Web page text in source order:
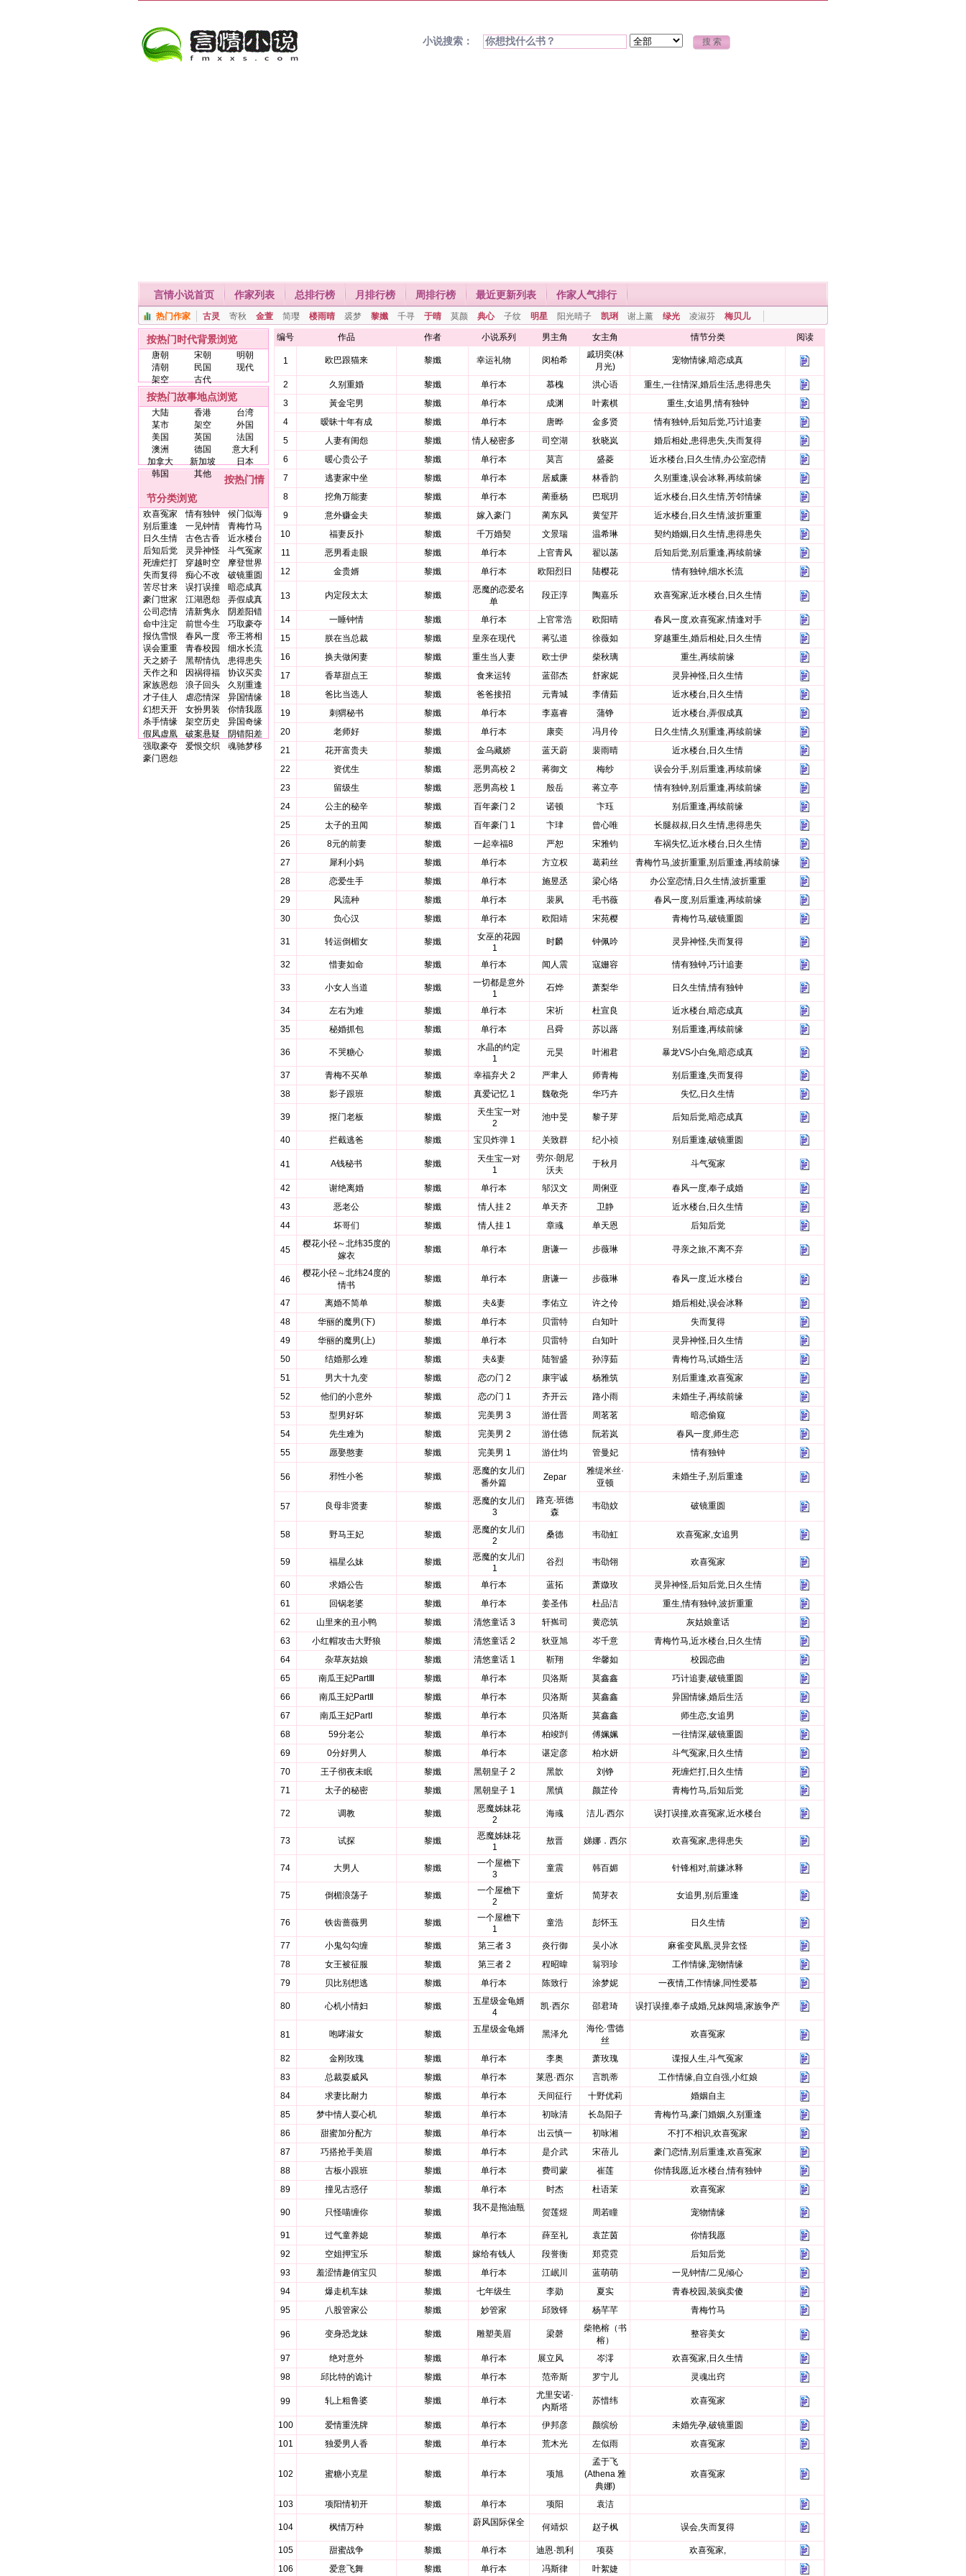
小说搜索：
言情小说首页 作家列表 总排行榜 月排行榜 周排行榜 最近更新列表 作家人气排行
热门作家 古灵 寄秋 金萱 简璎 楼雨晴 裘梦 黎孅 千寻 于晴 莫颜 典心 子纹 明星 阳光晴子 凯琍 谢上薰 绿光 凌淑芬 梅贝儿
按热门时代背景浏览
唐朝 宋朝
明朝
清朝
民国
现代
架空
古代
按热门故事地点浏览
大陆 香港
台湾
某市
架空
外国
美国
英国
法国
澳洲
德国
意大利
加拿大
新加坡
日本
韩国
其他
按热门情
节分类浏览
欢喜冤家 情有独钟
候门似海
别后重逢
一见钟情
青梅竹马
日久生情
古色古香
近水楼台
后知后觉
灵异神怪
斗气冤家
死缠烂打
穿越时空
摩登世界
失而复得
痴心不改
破镜重圆
苦尽甘来
误打误撞
暗恋成真
豪门世家
江湖恩怨
弄假成真
公司恋情
清新隽永
阴差阳错
命中注定
前世今生
巧取豪夺
报仇雪恨
春风一度
帝王将相
误会重重
青春校园
细水长流
天之娇子
黑帮情仇
患得患失
天作之和
因祸得福
协议买卖
家族恩怨
浪子回头
久别重逢
才子佳人
虐恋情深
异国情缘
幻想天开
女扮男装
你情我愿
杀手情缘
架空历史
异国奇缘
假凤虚凰
破案悬疑
阴错阳差
强取豪夺
爱恨交织
魂驰梦移
豪门恩怨
编号 作品 作者 小说系列 男主角 女主角 情节分类 阅读
1 欧巴跟猫来 黎孅 幸运礼物 闵柏希
戚玥奕(林
月光)
宠物情缘,暗恋成真
2 久别重婚 黎孅 单行本 慕槐 洪心语
重生,一往情深,婚后生活,患得患失
3
黃金宅男 黎孅 单行本 成渊 叶素棋
重生,女追男,情有独钟
4
暧昧十年有成 黎孅 单行本 唐晔 金多贤
情有独钟,后知后觉,巧计追妻
5
人妻有闺怨 黎孅 情人秘密多 司空湖 狄晓岚
婚后相处,患得患失,失而复得
6
暖心贵公子 黎孅 单行本 莫言 盛菱
近水楼台,日久生情,办公室恋情
7
逃妻家中坐 黎孅 单行本 居威廉 林香韵
久别重逢,误会冰释,再续前缘
8
挖角万能妻 黎孅 单行本 蔺垂杨 巴珉玥
近水楼台,日久生情,芳邻情缘
9
意外赚金夫 黎孅 嫁入豪门 蔺东风 黄玺芹
近水楼台,日久生情,波折重重
10
福妻反扑 黎孅 千万婚契 文景瑞 温希琳
契约婚姻,日久生情,患得患失
11
恶男看走眼 黎孅 单行本 上官青风 翟以菡
后知后觉,别后重逢,再续前缘
12
金贵婿 黎孅 单行本 欧阳烈日 陆樱花 情有独钟,细水长流
13 内定段太太 黎孅
恶魔的恋爱名
单
段正淳 陶嘉乐 欢喜冤家,近水楼台,日久生情
14 一睡钟情 黎孅 单行本 上官常浩 欧阳晴
春风一度,欢喜冤家,情逢对手
15
朕在当总裁 黎孅 皇亲在现代 蒋弘道 徐薇如
穿越重生,婚后相处,日久生情
16
换夫做闲妻 黎孅 重生当人妻 欧士伊 柴秋璃
重生,再续前缘
17
香草甜点王 黎孅 食来运转 蓝邵杰 舒家妮
灵异神怪,日久生情
18
爸比当选人 黎孅 爸爸接招 元青城 李倩茹
近水楼台,日久生情
19
刺猬秘书 黎孅 单行本 李嘉睿 蒲铮
近水楼台,弄假成真
20
老师好 黎孅 单行本 康奕 冯月伶
日久生情,久别重逢,再续前缘
21
花开富贵夫 黎孅 金乌藏娇 蓝天蔚 裴雨晴
近水楼台,日久生情
22
资优生 黎孅 恶男高校 2 蒋御文 梅纱
误会分手,别后重逢,再续前缘
23
留级生 黎孅 恶男高校 1 殷岳 蒋立亭
情有独钟,别后重逢,再续前缘
24
公主的秘辛 黎孅 百年豪门 2 诺顿 卞珏
别后重逢,再续前缘
25
太子的丑闻 黎孅 百年豪门 1 卞珒 曾心唯
长腿叔叔,日久生情,患得患失
26
8元的前妻 黎孅 一起幸福8 严恕 宋雅钧
车祸失忆,近水楼台,日久生情
27
犀利小妈 黎孅 单行本 方立权 葛莉丝
青梅竹马,波折重重,别后重逢,再续前缘
28
恋爱生手 黎孅 单行本 施昱丞 梁心络
办公室恋情,日久生情,波折重重
29
风流种 黎孅 单行本 裴夙 毛书薇
春风一度,别后重逢,再续前缘
30
负心汉 黎孅 单行本 欧阳靖 宋苑樱 青梅竹马,破镜重圆
31 转运倒楣女 黎孅
女巫的花园
1
时麟 钟佩吟 灵异神怪,失而复得
32 惜妻如命 黎孅 单行本 闻人震 寇姗容 情有独钟,巧计追妻
33 小女人当道 黎孅
一切都是意外
1
石烨 萧梨华 日久生情,情有独钟
34 左右为难 黎孅 单行本 宋祈 杜宣良
近水楼台,暗恋成真
35
秘婚抓包 黎孅 单行本 吕舜 苏以蕗 别后重逢,再续前缘
36 不哭糖心 黎孅
水晶的约定
1
元昊 叶湘君 暴龙VS小白兔,暗恋成真
37 青梅不买单 黎孅 幸福弃犬 2 严聿人 师青梅
别后重逢,失而复得
38
影子跟班 黎孅 真爱记忆 1 魏敬尧 华巧卉 失忆,日久生情
39 抠门老板 黎孅
天生宝一对
2
池中旻 黎子芽 后知后觉,暗恋成真
40 拦截逃爸 黎孅 宝贝炸弹 1 关致群 纪小祯 别后重逢,破镜重圆
41 A钱秘书 黎孅
天生宝一对
1
劳尔·朗尼
沃夫
于秋月 斗气冤家
42 谢绝离婚 黎孅 单行本 邬汉文 周俐亚
春风一度,奉子成婚
43
恶老公 黎孅 情人挂 2 单天齐 卫静
近水楼台,日久生情
44
坏哥们 黎孅 情人挂 1 章彧 单天恩 后知后觉
45
樱花小径～北纬35度的
嫁衣
黎孅 单行本 唐谦一 步薇琳 寻亲之旅,不离不弃
46
樱花小径～北纬24度的
情书
黎孅 单行本 唐谦一 步薇琳 春风一度,近水楼台
47 离婚不简单 黎孅 夫&妻 李佑立 许之伶
婚后相处,误会冰释
48
华丽的魔男(下) 黎孅 单行本 贝雷特 白知叶
失而复得
49
华丽的魔男(上) 黎孅 单行本 贝雷特 白知叶
灵异神怪,日久生情
50
结婚那么难 黎孅 夫&妻 陆智盛 孙淳茹
青梅竹马,试婚生活
51
男大十九变 黎孅 恋の门 2 康宇诚 杨雅筑
别后重逢,欢喜冤家
52
他们的小意外 黎孅 恋の门 1 齐开云 路小雨
未婚生子,再续前缘
53
型男好坏 黎孅 完美男 3 游仕晋 周茗茗
暗恋偷窥
54
先生难为 黎孅 完美男 2 游仕德 阮若岚
春风一度,师生恋
55
愿娶憨妻 黎孅 完美男 1 游仕均 管曼妃 情有独钟
56 邪性小爸 黎孅
恶魔的女儿们
番外篇
Zepar
雅缇米丝·
亚顿
未婚生子,别后重逢
57 良母非贤妻 黎孅
恶魔的女儿们
3
路克·班德
森
韦劭妏 破镜重圆
58 野马王妃 黎孅
恶魔的女儿们
2
桑德 韦劭虹 欢喜冤家,女追男
59 福星么妹 黎孅
恶魔的女儿们
1
谷烈 韦劭翎 欢喜冤家
60 求婚公告 黎孅 单行本 蓝拓 萧媺玫
灵异神怪,后知后觉,日久生情
61
回锅老婆 黎孅 单行本 姜圣伟 杜品洁
重生,情有独钟,波折重重
62
山里来的丑小鸭 黎孅 清悠童话 3 轩嶲司 黄恋筑
灰姑娘童话
63
小红帽攻击大野狼 黎孅 清悠童话 2 狄亚旭 岑千意
青梅竹马,近水楼台,日久生情
64
杂草灰姑娘 黎孅 清悠童话 1 靳翔 华馨如
校园恋曲
65
南瓜王妃PartⅢ 黎孅 单行本 贝洛斯 莫鑫鑫
巧计追妻,破镜重圆
66
南瓜王妃PartⅡ 黎孅 单行本 贝洛斯 莫鑫鑫
异国情缘,婚后生活
67
南瓜王妃PartⅠ 黎孅 单行本 贝洛斯 莫鑫鑫
师生恋,女追男
68
59分老公 黎孅 单行本 柏竣剀 傅姵姵
一往情深,破镜重圆
69
0分好男人 黎孅 单行本 谌定彦 柏水妍
斗气冤家,日久生情
70
王子彻夜未眠 黎孅 黑朝皇子 2 黑歆 刘铮
死缠烂打,日久生情
71
太子的秘密 黎孅 黑朝皇子 1 黑慎 颜芷伶 青梅竹马,后知后觉
72 调教 黎孅
恶魔姊妹花
2
海彧 洁儿·西尔 误打误撞,欢喜冤家,近水楼台
73 试探 黎孅
恶魔姊妹花
1
敖晋 娣娜．西尔 欢喜冤家,患得患失
74 大男人 黎孅
一个屋檐下
3
童震 韩百媚 针锋相对,前嫌冰释
75 倒楣浪荡子 黎孅
一个屋檐下
2
童炘 简芽衣 女追男,别后重逢
76 铁齿蔷薇男 黎孅
一个屋檐下
1
童浩 彭怀玉 日久生情
77 小鬼勾勾缠 黎孅 第三者 3 炎行御 吴小冰
麻雀变凤凰,灵异玄怪
78
女王被征服 黎孅 第三者 2 程昭暐 翁羽珍
工作情缘,宠物情缘
79
贝比别想逃 黎孅 单行本 陈致行 涂梦妮 一夜情,工作情缘,同性爱慕
80 心机小情妇 黎孅
五星级金龟婿
4
凯·西尔 邵君琦 误打误撞,奉子成婚,兄妹阋墙,家族争产
81 咆哮淑女 黎孅 五星级金龟婿 黑泽允
海伦·雪德
丝
欢喜冤家
82 金刚玫瑰 黎孅 单行本 李奥 萧玫瑰
谍报人生,斗气冤家
83
总裁耍威风 黎孅 单行本 莱恩·西尔 言凯蒂
工作情缘,自立自强,小红娘
84
求妻比耐力 黎孅 单行本 天间征行 十野优莉
婚姻自主
85
梦中情人耍心机 黎孅 单行本 初咏清 长岛阳子
青梅竹马,豪门婚姻,久别重逢
86
甜蜜加分配方 黎孅 单行本 出云慎一 初咏湘
不打不相识,欢喜冤家
87
巧搭抢手美眉 黎孅 单行本 是介武 宋蓓儿
豪门恋情,别后重逢,欢喜冤家
88
古板小跟班 黎孅 单行本 费司蒙 崔莲
你情我愿,近水楼台,情有独钟
89
撞见古惑仔 黎孅 单行本 时杰 杜语茉 欢喜冤家
90 只怪喵缠你 黎孅 我不是拖油瓶 贺莲煜 周若瞳 宠物情缘
91 过气童养媳 黎孅 单行本 薛至礼 袁芷茵
你情我愿
92
空姐押宝乐 黎孅 嫁给有钱人 段誉衡 郑霓霓
后知后觉
93
羞涩情趣俏宝贝 黎孅 单行本 江岷川 蓝萌萌
一见钟情/二见倾心
94
爆走机车妹 黎孅 七年级生 李勋 夏实
青春校园,装疯卖傻
95
八股管家公 黎孅 妙管家 邱致铎 杨芊芊 青梅竹马
96 变身恐龙妹 黎孅 雕塑美眉 梁磬
柴艳榕（书
榕）
整容美女
97 绝对意外 黎孅 单行本 展立风 岑澪
欢喜冤家,日久生情
98
邱比特的诡计 黎孅 单行本 范帝斯 罗宁儿 灵魂出窍
99 轧上粗鲁婆 黎孅 单行本
尤里安诺·
内斯塔
苏惜纬 欢喜冤家
100 爱情重洗牌 黎孅 单行本 伊邦彦 颜缤纷
未婚先孕,破镜重圆
101
独爱男人香 黎孅 单行本 荒木光 左似雨 欢喜冤家
102 蜜糖小克星 黎孅 单行本 项旭
孟于飞
(Athena 雅
典娜)
欢喜冤家
103 项阳情初开 黎孅 单行本 项阳 袁洁
104 枫情万种 黎孅 蔚风国际保全 何靖炽 赵子枫 误会,失而复得
105 甜蜜战争 黎孅 单行本 迪恩·凯利 项葵
欢喜冤家,
106
爱意飞舞 黎孅 单行本 冯斯律 叶絮婕